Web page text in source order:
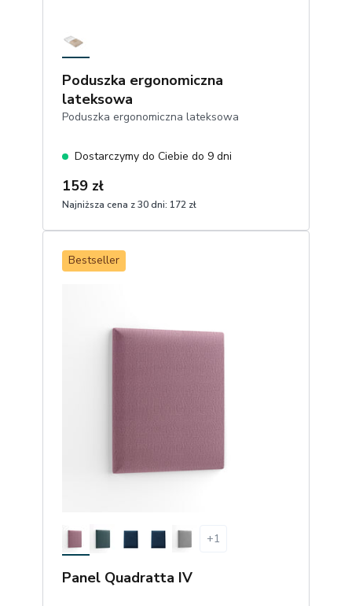
Poduszka ergonomiczna
lateksowa
Poduszka ergonomiczna lateksowa
Dostarczymy do Ciebie do 9 dni
159 zł
Najniższa cena z 30 dni: 172 zł
1
Bestseller
+1
Panel Quadratta IV